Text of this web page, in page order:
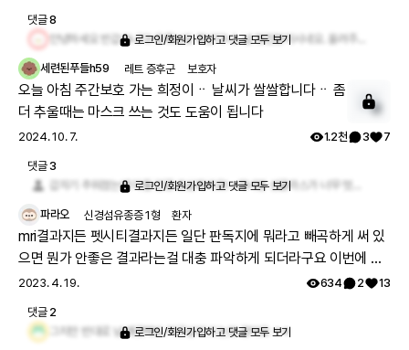
이름 그대로 증상이 계속 재발하는 질환이에요. 저의 병도 줄여서
RP라고 부르기도 하는데, 이곳 레어노트 게시판에서도 RP 환자분
의 글을 본 적이 있어요. 근데 저와는 다른 질환이시더라구요! 글자
가 같은 RP라서 더 마음이 갔었는데 함께 꼭 이겨낼 수 있길 바라는
마음이에요. 저의 병 증상으로는 전신 증상: 발열, 체중감소, 발진 귀:
귀통증, 청력저하, 중이염, 분비물, 어지럼증 코: 콧대의 연골 주저앉
음(안장코), 코가 막히거나 딱지짐 근골격계: 크거나 작은 관절들의
양측성 염증, 관절염의 경우와 비슷한 통증과 부종 후두와 기도: 숨
쉬고 말하는 것이 어려워지고 지속적인 기침, 천명 심장: 심장의 판
막에 이상 신장: 신장의 염증과 기능 이상 그 외 눈, 피부, 신경계 침
범 이러한 증상이 있는데, 저는 발열과 체중감소, 귀 변형 및 통증, 청
력저하(난청), 어지럼증, 안장코, 코막힘 및 코통증, 관절 통증, 기도
연골 염증, 눈의 공막염 증상들을 겪어왔고, 여전히 귀와 코의 통증,
난청, 어지럼증, 관절통증, 공막염이 계속해서 재발하고 있어요. 그
리고 기도연골의 염증으로 기도연골이 무너져 기관절개를 한 상태
로 지내며, 좁아진 기도에 스텐트를 넣는 시술을 하여 스텐트에 살이
댓글8
로그인/회원가입하고 댓글 모두 보기
세련된푸들h59 레트 증후군 보호자
오늘 아침 주간보호 가는 희정이ᆢ 날씨가 쌀쌀합니다ᆢ 좀
더 추울때는 마스크 쓰는 것도 도움이 됩니다
3
2024. 10. 7. 1.2천 3 7
댓글3
로그인/회원가입하고 댓글 모두 보기
파라오 신경섬유종증 1형 환자
mri결과지든 펫시티결과지든 일단 판독지에 뭐라고 빼곡하게 써 있
으면 뭔가 안좋은 결과라는걸 대충 파악하게 되더라구요 이번에 판
독지 좀 발급했는데 느꼈어요 저만 그런가요?? ㅋㅋㅋㅋ
2023. 4. 19. 634 2 13
댓글 2
그치만 반대로 넘 깨끗해도 의구심이 드는것 같아요 ㅎㅎ
로그인/회원가입하고 댓글 모두 보기